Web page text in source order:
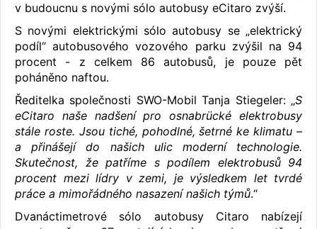
v budoucnu s novými sólo autobusy eCitaro zvýší.
S novými elektrickými sólo autobusy se „elektrický
podíl“ autobusového vozového parku zvýšil na 94
procent - z celkem 86 autobusů, je pouze pět
poháněno naftou.
Ředitelka společnosti SWO-Mobil Tanja Stiegeler: „S
eCitaro naše nadšení pro osnabrücké elektrobusy
stále roste. Jsou tiché, pohodlné, šetrné ke klimatu –
a přinášejí do našich ulic moderní technologie.
Skutečnost, že patříme s podílem elektrobusů 94
procent mezi lídry v zemi, je výsledkem let tvrdé
práce a mimořádného nasazení našich týmů.“
Dvanáctimetrové sólo autobusy Citaro nabízejí